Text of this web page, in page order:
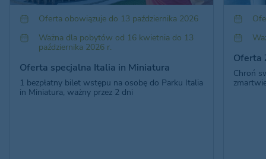
Oferta obowiązuje do 13 października 2026
Ważna dla pobytów od 16 kwietnia do 13
października 2026 r.
Oferta specjalna Italia in Miniatura
1 bezpłatny bilet wstępu na osobę do Parku Italia
in Miniatura, ważny przez 2 dni
Oferta
Chroń